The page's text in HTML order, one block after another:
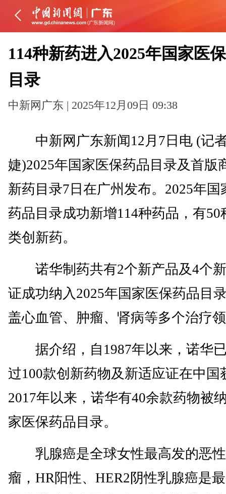
114种新药进入2025年国家医
目录
中新网广东 | 2025年12月09日 09:38
中新网广东新闻12月7日电 (记
婕)2025年国家医保药品目录及首版
新药目录7日在广州发布。2025年国
药品目录成功新增114种药品，有50
类创新药。
诺华制药共有2个新产品及4个
证成功纳入2025年国家医保药品目
盖心血管、肿瘤、肾病等多个治疗
据介绍，自1987年以来，诺华
过100款创新药物及新适应证在中国
2017年以来，诺华有40余款药物被
家医保药品目录。
乳腺癌是全球女性最高发的恶
瘤，HR阳性、HER2阴性乳腺癌是